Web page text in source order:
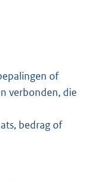
of
verbonden, die
bedrag of